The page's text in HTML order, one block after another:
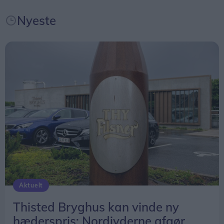
Føtex-kæden tæller i Nordjylland ti butikker -
Thisted, Hobro, Brønderslev, Hjørring og
Nyeste
Aktuelt
Thisted Bryghus kan vinde ny
hæderspris: Nordjyderne afgør,